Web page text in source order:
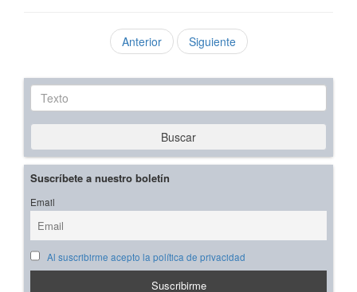
Anterior Siguiente
Texto
Buscar
Suscríbete a nuestro boletín
Email
Al suscribirme acepto la política de privacidad